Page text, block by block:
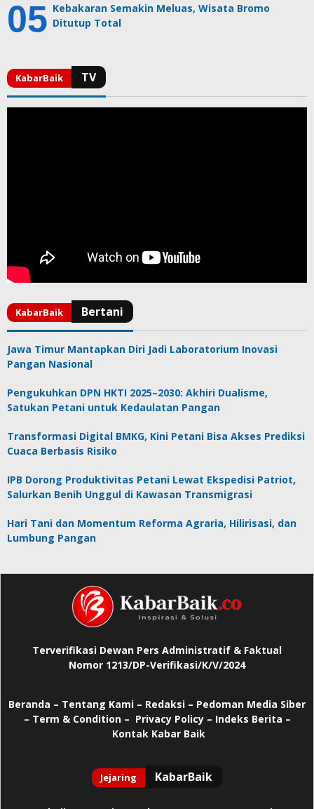
Kebakaran Semakin Meluas, Wisata Bromo
Ditutup Total
Jawa Timur Mantapkan Diri Jadi Laboratorium Inovasi
Pangan Nasional
Pengukuhkan DPN HKTI 2025–2030: Akhiri Dualisme,
Satukan Petani untuk Kedaulatan Pangan
Transformasi Digital BMKG, Kini Petani Bisa Akses Prediksi
Cuaca Berbasis Risiko
IPB Dorong Produktivitas Petani Lewat Ekspedisi Patriot,
Salurkan Benih Unggul di Kawasan Transmigrasi
Hari Tani dan Momentum Reforma Agraria, Hilirisasi, dan
Lumbung Pangan
Terverifikasi Dewan Pers Administratif & Faktual
Nomor 1213/DP-Verifikasi/K/V/2024
Beranda – Tentang Kami – Redaksi – Pedoman Media Siber
– Term & Condition – Privacy Policy– Indeks Berita –
Kontak Kabar Baik